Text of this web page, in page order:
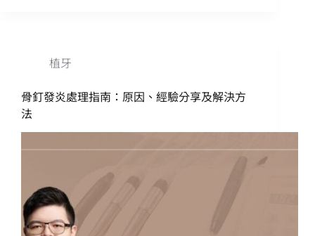
植牙
骨釘發炎處理指南：原因、經驗分享及解決方
法